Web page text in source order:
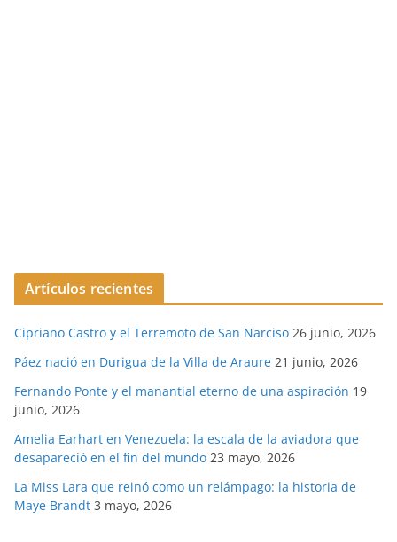
Artículos recientes
Cipriano Castro y el Terremoto de San Narciso 26 junio, 2026
Páez nació en Durigua de la Villa de Araure 21 junio, 2026
Fernando Ponte y el manantial eterno de una aspiración 19
junio, 2026
Amelia Earhart en Venezuela: la escala de la aviadora que
desapareció en el fin del mundo 23 mayo, 2026
La Miss Lara que reinó como un relámpago: la historia de
Maye Brandt 3 mayo, 2026